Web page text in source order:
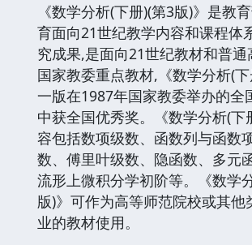
《数学分析(下册)(第3版)》是教
育面向21世纪教学内容和课程体
究成果,是面向21世纪教材和普通
国家教委重点教材,《数学分析(
一版在1987年国家教委举办的全
中获全国优秀奖。《数学分析(下
容包括数项级数、函数列与函数
数、傅里叶级数、隐函数、多元
流形上微积分学初阶等。《数学
版)》可作为高等师范院校或其他
业的教材使用。